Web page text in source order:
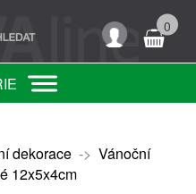
0
dekorace-> Vánoční
12x5x4cm